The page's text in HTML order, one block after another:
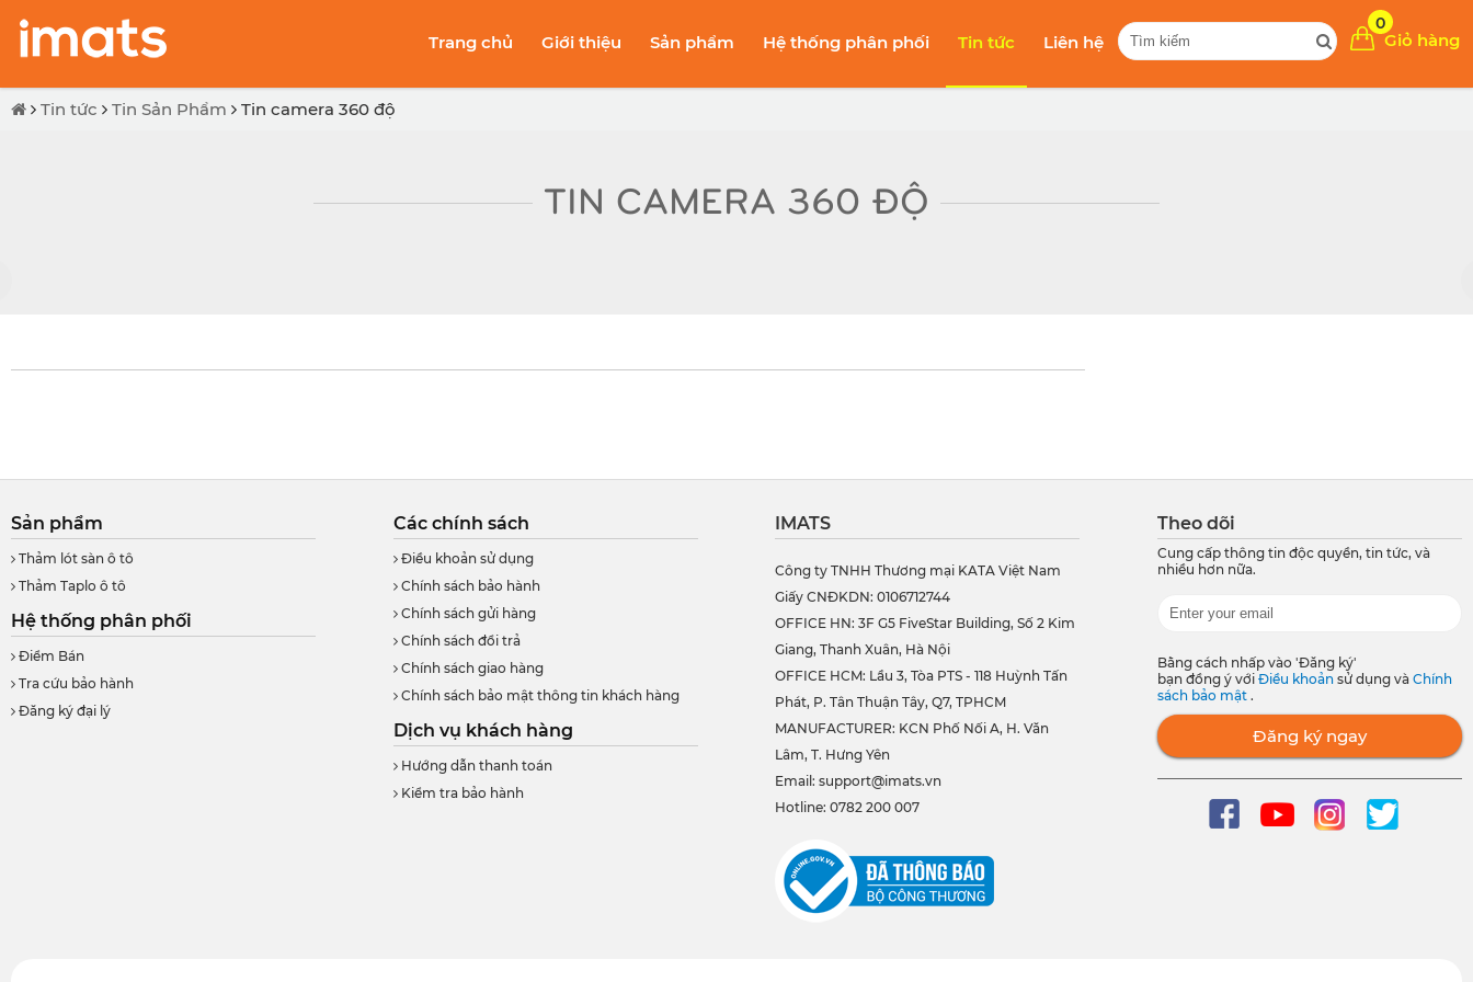
Giỏ hàng
0
Trang chủ Giới thiệu Sản phẩm Hệ thống phân phối Tin tức Liên hệ
Tin tức Tin Sản Phẩm Tin camera 360 độ
TIN CAMERA 360 ĐỘ
Sản phẩm
Thảm lót sàn ô tô
Thảm Taplo ô tô
Hệ thống phân phối
Điểm Bán
Tra cứu bảo hành
Đăng ký đại lý
Các chính sách
Điều khoản sử dụng
Chính sách bảo hành
Chính sách gửi hàng
Chính sách đổi trả
Chính sách giao hàng
Chính sách bảo mật thông tin khách hàng
Dịch vụ khách hàng
Hướng dẫn thanh toán
Kiểm tra bảo hành
IMATS
Công ty TNHH Thương mại KATA Việt Nam
Giấy CNĐKDN: 0106712744
OFFICE HN: 3F G5 FiveStar Building, Số 2 Kim
Giang, Thanh Xuân, Hà Nội
OFFICE HCM: Lầu 3, Tòa PTS - 118 Huỳnh Tấn
Phát, P. Tân Thuận Tây, Q7, TPHCM
MANUFACTURER: KCN Phố Nối A, H. Văn
Lâm, T. Hưng Yên
Email: support@imats.vn
Hotline: 0782 200 007
Theo dõi
Cung cấp thông tin độc quyền, tin tức, và
nhiều hơn nữa.
Bằng cách nhấp vào 'Đăng ký'
bạn đồng ý với Điều khoản sử dụng và Chính
sách bảo mật .
Đăng ký ngay